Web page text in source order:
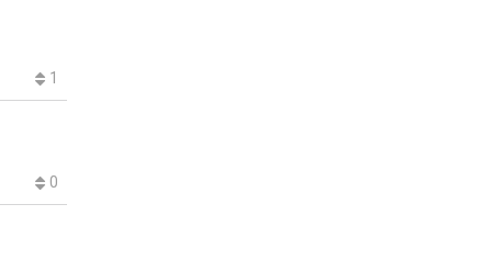
1
0